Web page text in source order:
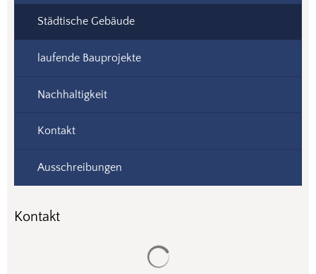
Städtische Gebäude
laufende Bauprojekte
Nachhaltigkeit
Kontakt
Ausschreibungen
Kontakt